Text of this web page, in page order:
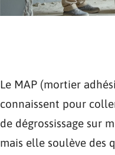
Le MAP (mortier
connaissent pour
de dégrossissage sur
mais elle soulève des